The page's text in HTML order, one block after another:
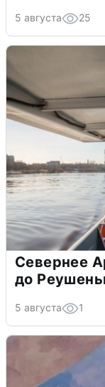
5 августа 25
Севернее
до
5 августа 1